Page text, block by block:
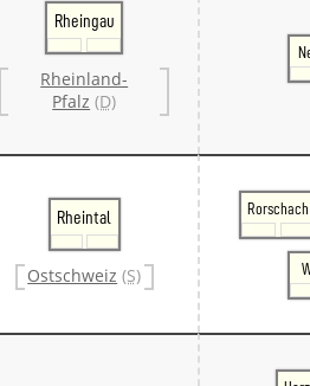
Rheingau
Rheinland-
Pfalz (D)
Rheintal
Ostschweiz (S)
Rorschach